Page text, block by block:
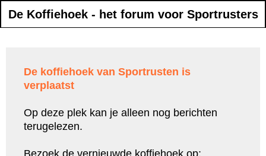
De Koffiehoek - het forum voor Sportrusters
De koffiehoek van Sportrusten is
verplaatst
Op deze plek kan je alleen nog berichten
terugelezen.
Bezoek de vernieuwde koffiehoek op: